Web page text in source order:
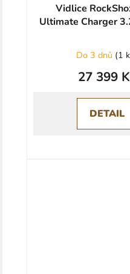
Vidlice
Ultimate Charger
Do 3 dnů (1
27 399
DETAIL